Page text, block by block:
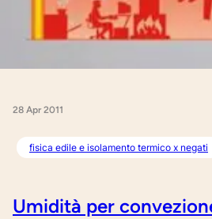
28 Apr 2011
fisica edile e isolamento termico x negati
Umidità per